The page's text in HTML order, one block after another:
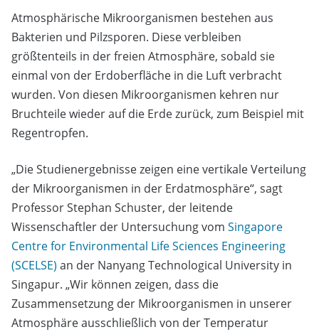
Atmosphärische Mikroorganismen bestehen aus
Bakterien und Pilzsporen. Diese verbleiben
größtenteils in der freien Atmosphäre, sobald sie
einmal von der Erdoberfläche in die Luft verbracht
wurden. Von diesen Mikroorganismen kehren nur
Bruchteile wieder auf die Erde zurück, zum Beispiel mit
Regentropfen.
„Die Studienergebnisse zeigen eine vertikale Verteilung
der Mikroorganismen in der Erdatmosphäre“, sagt
Professor Stephan Schuster, der leitende
Wissenschaftler der Untersuchung vom Singapore
Centre for Environmental Life Sciences Engineering
(SCELSE) an der Nanyang Technological University in
Singapur. „Wir können zeigen, dass die
Zusammensetzung der Mikroorganismen in unserer
Atmosphäre ausschließlich von der Temperatur